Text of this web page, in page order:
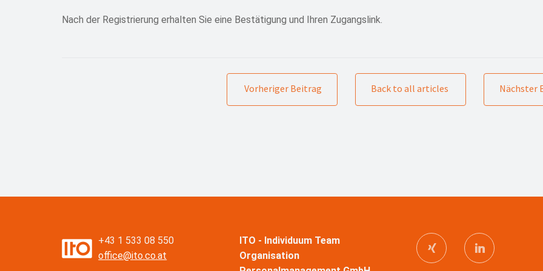
Nach der Registrierung erhalten Sie eine Bestätigung und Ihren Zugangslink.
Vorheriger Beitrag Back to all articles Nächster
+43 1 533 08 550
office@ito.co.at
ITO - Individuum Team
Organisation